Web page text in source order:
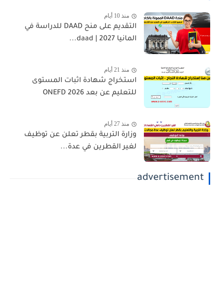
منذ 10 أيام
التقديم على منح DAAD للدراسة في
المانيا 2027 | daad...
منذ 21 أيام
استخراج شهادة اثبات المستوى
للتعليم عن بعد 2026 ONEFD
منذ 27 أيام
وزارة التربية بقطر تعلن عن توظيف
لغير القطرين في عدة...
advertisement